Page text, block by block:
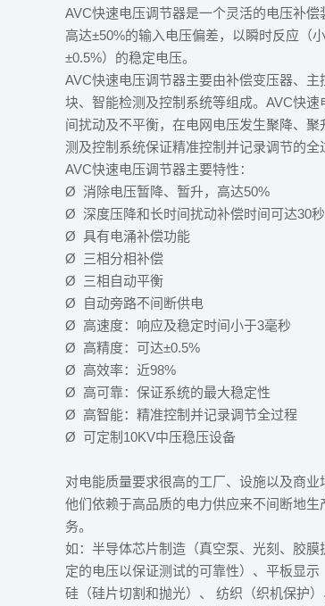
AVC快速电压调节器是一个灵活的电压补
高达±50%的输入电压偏差，以瞬时反应（
±0.5%）的稳定电压。
AVC快速电压调节器主要由补偿变压器、
块、智能检测及控制系统等组成。AVC快
间扰动及不平衡，在电网电压发生聚降、
测及控制系统保证精准控制并记录调节的全
AVC快速电压调节器主要特性：
Ø 消除电压暂降、暂升，高达50%
Ø 深度压降和长时间扰动补偿时间可达30秒
Ø 具有电涌补偿功能
Ø 三相分相补偿
Ø 三相自动平衡
Ø 自动旁路不间断供电
Ø 高速度：响应及稳定时间小于3毫秒
Ø 高精度：可达±0.5%
Ø 高效率：近98%
Ø 高可靠：保证系统的最大稳定性
Ø 高智能：精准控制并记录调节全过程
Ø 可定制10KV中压稳压设备
对电能质量要求很高的工厂、设施以及商业
他们依赖于高品质的电力供应来不间断地
务。
如：半导体芯片制造（真空泵、光刻、胶
定的电压以保证测试的可靠性）、平板显
硅（硅片切割和抛光）、 纺织（织机保护